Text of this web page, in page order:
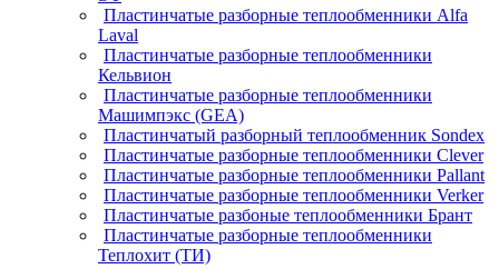
Пластинчатые разборные теплообменники Alfa
Laval
Пластинчатые разборные теплообменники
Кельвион
Пластинчатые разборные теплообменники
Машимпэкс (GEA)
Пластинчатый разборный теплообменник Sondex
Пластинчатые разборные теплообменники Clever
Пластинчатые разборные теплообменники Pallant
Пластинчатые разборные теплообменники Verker
Пластинчатые разбоные теплообменники Брант
Пластинчатые разборные теплообменники
Теплохит (ТИ)